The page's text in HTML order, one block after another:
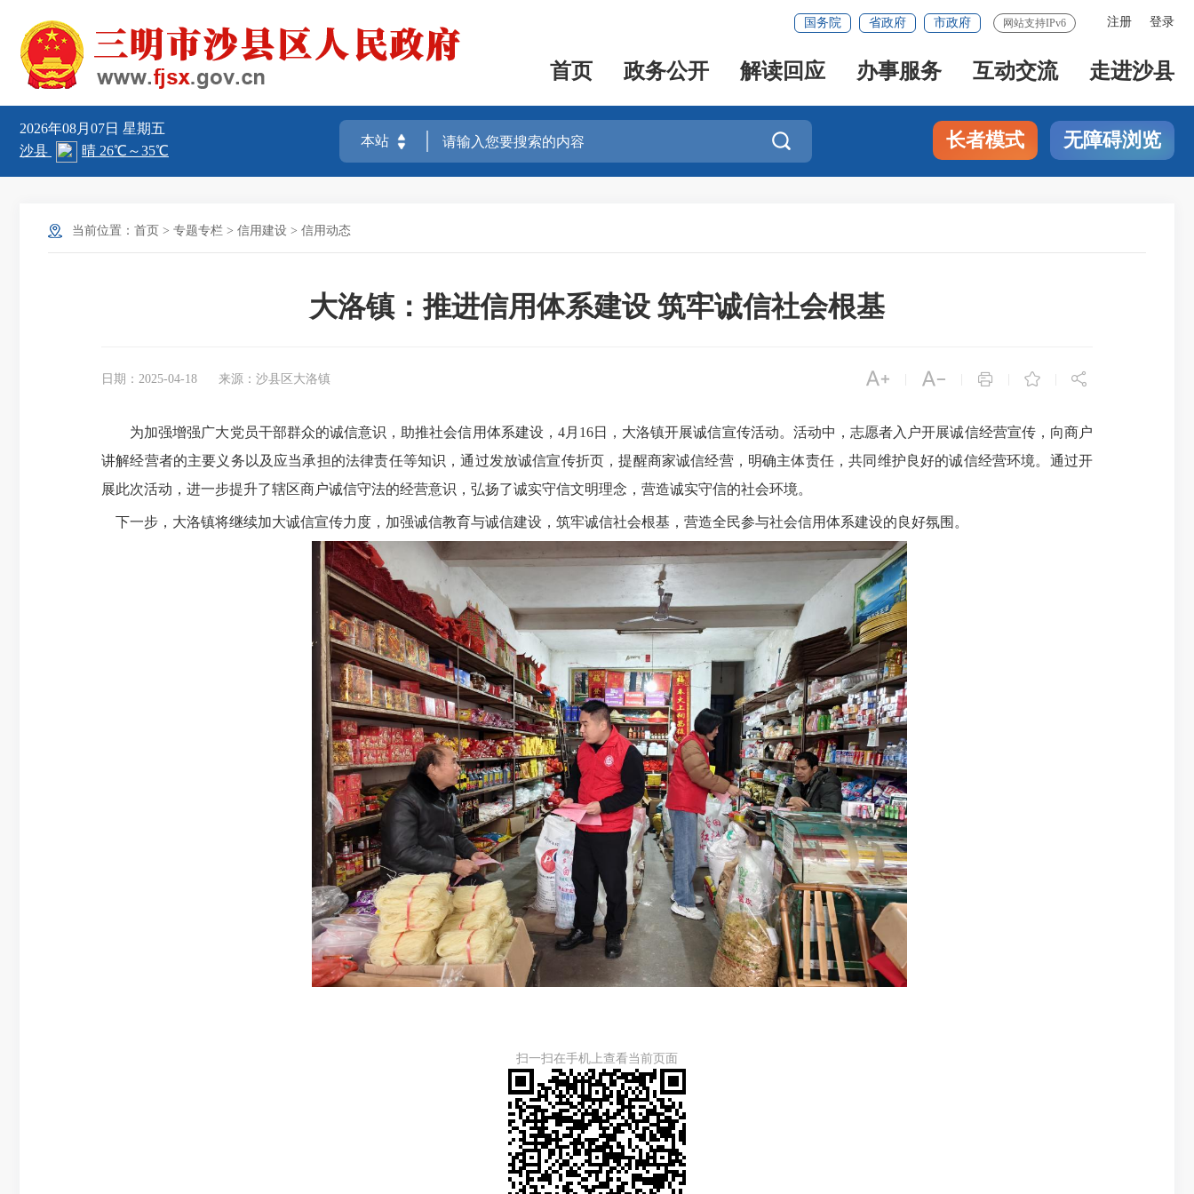
注册 登录
国务院 省政府 市政府 网站支持IPv6
首页 政务公开 解读回应 办事服务 互动交流 走进沙县
2026年08月07日 星期五
 长者模式 无障碍浏览
当前位置： 首页 > 专题专栏 > 信用建设 > 信用动态
大洛镇：推进信用体系建设 筑牢诚信社会根基
日期：2025-04-18 来源：沙县区大洛镇     
为加强增强广大党员干部群众的诚信意识，助推社会信用体系建设，4月16日，大洛镇开展诚信宣传活动。活动中，志愿者入户开展诚信经营宣传，向商户
讲解经营者的主要义务以及应当承担的法律责任等知识，通过发放诚信宣传折页，提醒商家诚信经营，明确主体责任，共同维护良好的诚信经营环境。通过开
展此次活动，进一步提升了辖区商户诚信守法的经营意识，弘扬了诚实守信文明理念，营造诚实守信的社会环境。
下一步，大洛镇将继续加大诚信宣传力度，加强诚信教育与诚信建设，筑牢诚信社会根基，营造全民参与社会信用体系建设的良好氛围。
扫一扫在手机上查看当前页面